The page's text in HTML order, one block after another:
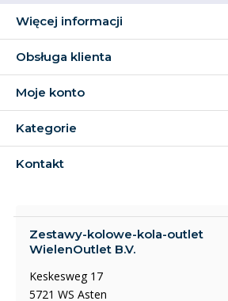
Więcej informacji
Obsługa klienta
Moje konto
Kategorie
Kontakt
Zestawy-kolowe-kola-outlet
WielenOutlet B.V.
Keskesweg 17
5721 WS Asten